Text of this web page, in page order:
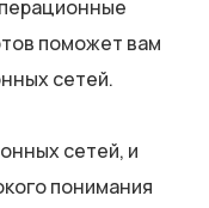
поможет вам
сетей.
сетей, и
понимания